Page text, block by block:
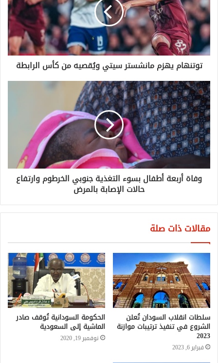
توتنهام يهزم مانشستر سيتي ويُقصيه من كأس الرابطة
وفاة أربعة أطفال بسوء التغذية جنوبي الخرطوم وارتفاع
حالات الإصابة بالمرض
مقالات ذات صلة
سلطات انقلاب السودان تُعلن
الشروع في تنفيذ ترتيبات موازنة
2023
فبراير 6, 2023
الحكومة السودانية تُوقف صادر
الماشية إلى السعودية
نوفمبر 19, 2020